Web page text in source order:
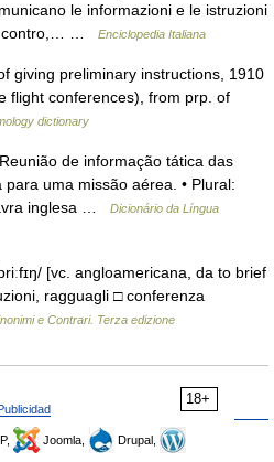
le informazioni e le istruzioni
…
Enciclopedia Italiana
giving preliminary instructions, 1910
flight conferences), from prp. of
dictionary
de informação tática das
uma missão aérea. • Plural:
inglesa …
Dicionário da Língua
[vc. angloamericana, da to brief
ragguagli □ conferenza
e Contrari. Terza edizione
18+
Joomla,
Drupal,